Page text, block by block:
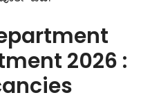
2026 :